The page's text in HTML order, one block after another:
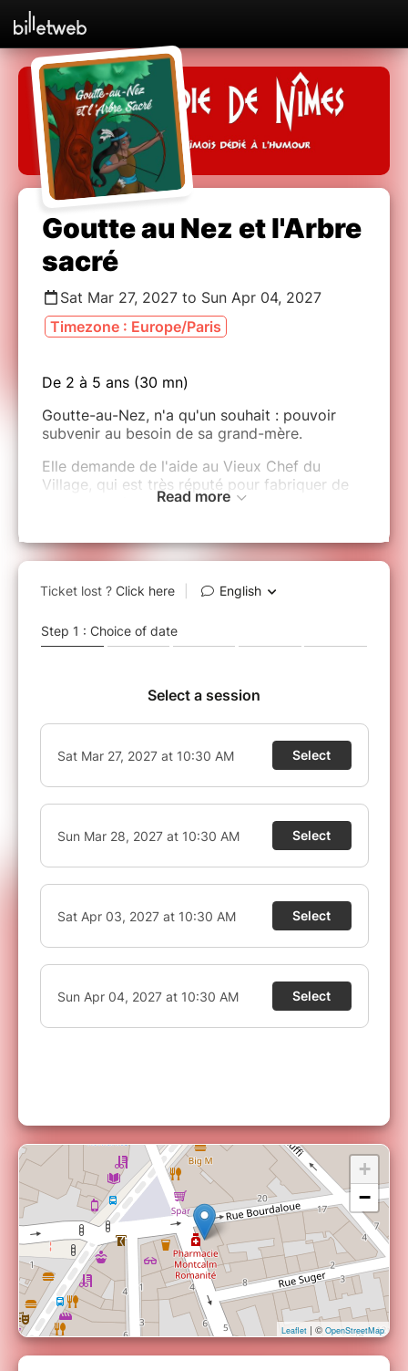
Goutte au Nez et l'Arbre
sacré
Sat Mar 27, 2027 to Sun Apr 04, 2027
Timezone : Europe/Paris
De 2 à 5 ans (30 mn)
Goutte-au-Nez, n'a qu'un souhait : pouvoir
subvenir au besoin de sa grand-mère.
Elle demande de l'aide au Vieux Chef du
Village, qui est très réputé pour fabriquer de
arcs exceptionnels.
Apache, il l'encourage pour qu'elle parte à
l'aventure, dans une quête initiatique à travers
découvrir un savoir ancestral.
comprendre la fabrication des arcs ?
Bébé de moins d'1 an
Le bruit pendant un spectacle
(applaudissements, musiques, etc) étant trop
perturbant pour un nourrisson, nous sommes
au regret de ne pas autoriser l'entrée pour les
enfants de moins d'1 an.
VOUS N'AVEZ PAS RECU VOTRE BILLET ?
Les réservations via Billetweb (notre partenaire
de billetterie sécurisée) sont disponibles en
l'identification auprès de votre banque et la
confirmation d'achat. Le SMS de votre banque
autorise la tentative de transaction mais ne
garantie pas le paiement, il faut attendre l'écran
Read more
+
−
Leaflet | © OpenStreetMap